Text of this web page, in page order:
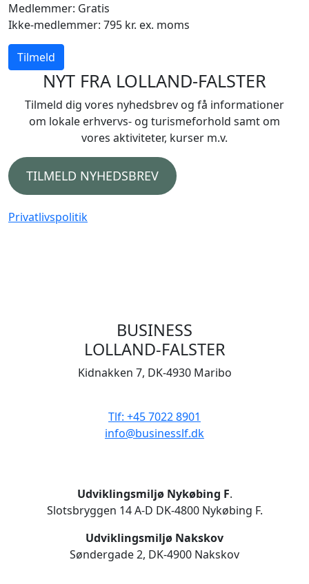
Medlemmer: Gratis
Ikke-medlemmer: 795 kr. ex. moms
Tilmeld
NYT FRA LOLLAND-FALSTER
Tilmeld dig vores nyhedsbrev og få informationer
om lokale erhvervs- og turismeforhold samt om
vores aktiviteter, kurser m.v.
TILMELD NYHEDSBREV
Privatlivspolitik
BUSINESS
LOLLAND-FALSTER
Kidnakken 7, DK-4930 Maribo
Tlf: +45 7022 8901
info@businesslf.dk
Udviklingsmiljø Nykøbing F.
Slotsbryggen 14 A-D DK-4800 Nykøbing F.
Udviklingsmiljø Nakskov
Søndergade 2, DK-4900 Nakskov